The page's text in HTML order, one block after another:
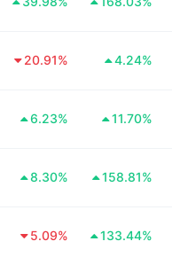
20.91% 4.24%
6.23% 11.70%
8.30% 158.81%
5.09% 133.44%